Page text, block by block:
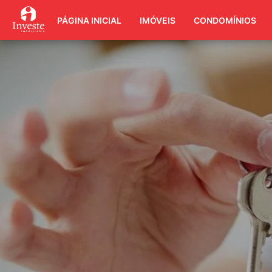
PÁGINA INICIAL IMÓVEIS CONDOMÍNIOS